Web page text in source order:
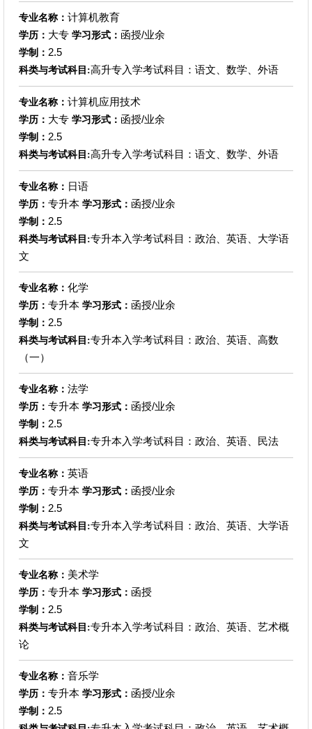
专业名称： 计算机教育
学历： 大专 学习形式： 函授/业余
学制： 2.5
科类与考试科目:高升专入学考试科目：语文、数学、外语
专业名称： 计算机应用技术
学历： 大专 学习形式： 函授/业余
学制： 2.5
科类与考试科目:高升专入学考试科目：语文、数学、外语
专业名称： 日语
学历： 专升本 学习形式： 函授/业余
学制： 2.5
科类与考试科目:专升本入学考试科目：政治、英语、大学语
文
专业名称： 化学
学历： 专升本 学习形式： 函授/业余
学制： 2.5
科类与考试科目:专升本入学考试科目：政治、英语、高数
（一）
专业名称： 法学
学历： 专升本 学习形式： 函授/业余
学制： 2.5
科类与考试科目:专升本入学考试科目：政治、英语、民法
专业名称： 英语
学历： 专升本 学习形式： 函授/业余
学制： 2.5
科类与考试科目:专升本入学考试科目：政治、英语、大学语
文
专业名称： 美术学
学历： 专升本 学习形式： 函授
学制： 2.5
科类与考试科目:专升本入学考试科目：政治、英语、艺术概
论
专业名称： 音乐学
学历： 专升本 学习形式： 函授/业余
学制： 2.5